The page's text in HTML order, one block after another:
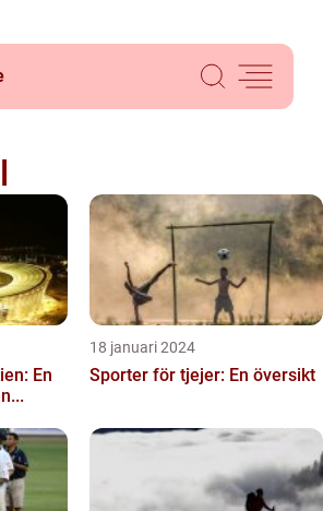
En
18 januari 2024
Sporter för tjejer: En översikt